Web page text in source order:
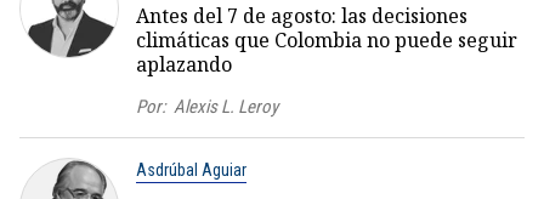
Antes del 7 de agosto: las decisiones
climáticas que Colombia no puede seguir
aplazando
Por: Alexis L. Leroy
Asdrúbal Aguiar